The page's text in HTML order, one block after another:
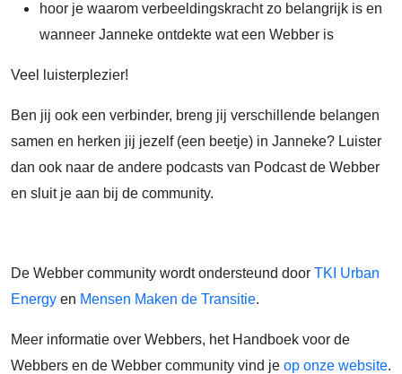
hoor je waarom verbeeldingskracht zo belangrijk is en
wanneer Janneke ontdekte wat een Webber is
Veel luisterplezier!
Ben jij ook een verbinder, breng jij verschillende belangen
samen en herken jij jezelf (een beetje) in Janneke? Luister
dan ook naar de andere podcasts van Podcast de Webber
en sluit je aan bij de community.
De Webber community wordt ondersteund door TKI Urban
Energy en Mensen Maken de Transitie.
Meer informatie over Webbers, het Handboek voor de
Webbers en de Webber community vind je op onze website.